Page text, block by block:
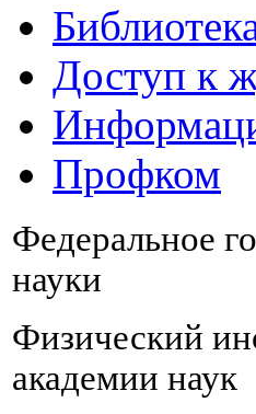
Доступ к
Профком
Федеральное
науки
Физический
академии наук